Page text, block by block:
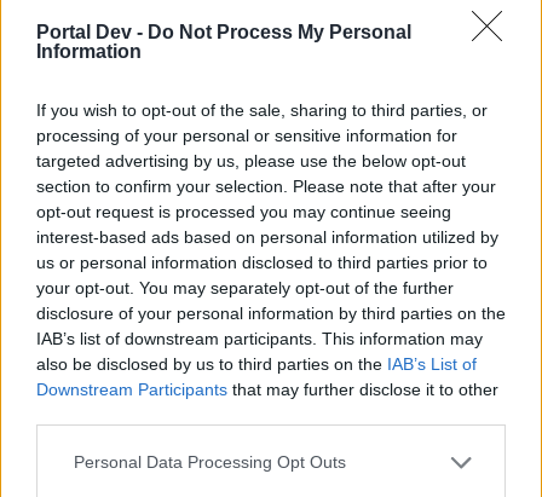
Portal Dev - Do Not Process My Personal
Information
If you wish to opt-out of the sale, sharing to third parties, or
processing of your personal or sensitive information for
targeted advertising by us, please use the below opt-out
section to confirm your selection. Please note that after your
opt-out request is processed you may continue seeing
interest-based ads based on personal information utilized by
us or personal information disclosed to third parties prior to
your opt-out. You may separately opt-out of the further
disclosure of your personal information by third parties on the
IAB’s list of downstream participants. This information may
also be disclosed by us to third parties on the IAB’s List of
Downstream Participants that may further disclose it to other
Personal Data Processing Opt Outs